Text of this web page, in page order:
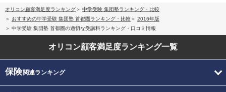
オリコン顧客満足度ランキング
中学受験 集団塾ランキング・比較
おすすめの中学受験 集団塾 首都圏ランキング・比較
2016年版
中学受験 集団塾 首都圏の適切な受講料ランキング・口コミ情報
オリコン顧客満足度ランキング一覧
保険関連ランキング